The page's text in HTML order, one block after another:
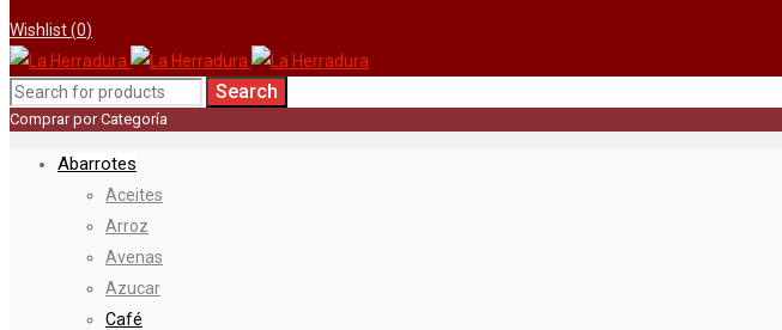
Wishlist (0)
Comprar por Categoría
Abarrotes
Aceites
Arroz
Avenas
Azucar
Café